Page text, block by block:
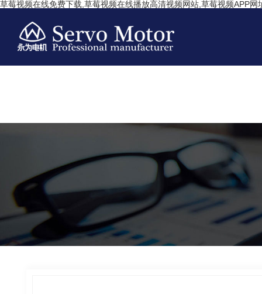
草莓视频在线免费下载,草莓视频在线播放高清视频网站,草莓视频APP网